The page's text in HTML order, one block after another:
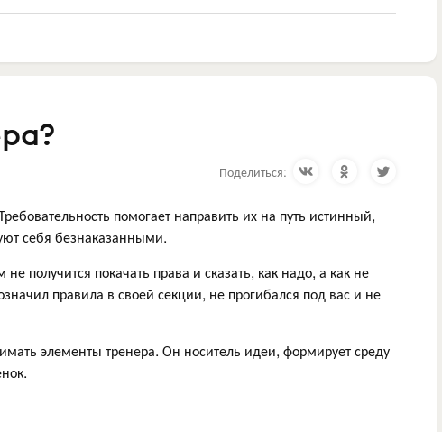
Поделиться:
помогает направить их на путь истинный,
себя безнаказанными.
получится покачать права и сказать, как надо, а как не
правила в своей секции, не прогибался под вас и не
элементы тренера. Он носитель идеи, формирует среду